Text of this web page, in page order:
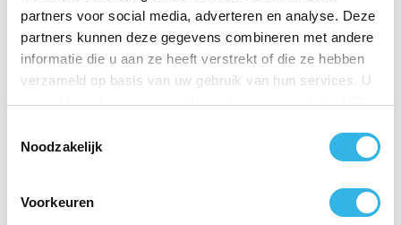
partners voor social media, adverteren en analyse. Deze
partners kunnen deze gegevens combineren met andere
informatie die u aan ze heeft verstrekt of die ze hebben
verzameld op basis van uw gebruik van hun services. U
gaat akkoord met onze cookies als u onze website blijft
Noodzakelijk
Voorkeuren